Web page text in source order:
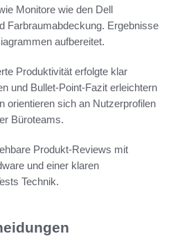
Monitore wie den Dell
Farbraumabdeckung. Ergebnisse
aufbereitet.
Produktivität erfolgte klar
und Bullet-Point-Fazit erleichtern
orientieren sich an Nutzerprofilen
Büroteams.
Produkt-Reviews mit
und einer klaren
Technik.